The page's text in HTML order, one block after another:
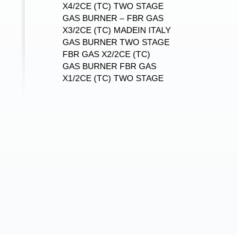
X4/2CE (TC) TWO STAGE
GAS BURNER – FBR GAS
X3/2CE (TC) MADEIN ITALY
GAS BURNER TWO STAGE
FBR GAS X2/2CE (TC)
GAS BURNER FBR GAS
X1/2CE (TC) TWO STAGE